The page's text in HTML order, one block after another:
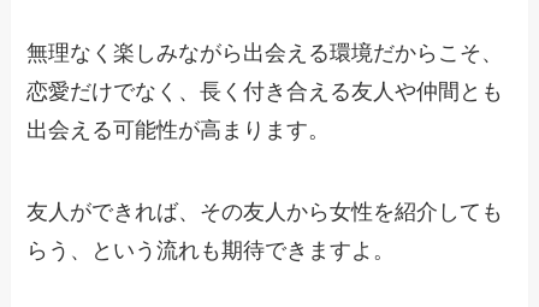
無理なく楽しみながら出会える環境だからこそ、
恋愛だけでなく、長く付き合える友人や仲間とも
出会える可能性が高まります。
友人ができれば、その友人から女性を紹介しても
らう、という流れも期待できますよ。